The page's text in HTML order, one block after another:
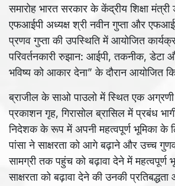
समारोह भारत सरकार के केंद्रीय शिक्षा
एफआईपी अध्यक्ष श्री नवीन गुप्ता और
प्रणव गुप्ता की उपस्थिति में आयोजित
परिवर्तनकारी रुझान: आईपी, तकनीक,
भविष्य को आकार देना” के दौरान आयोजित
ब्राजील के साओ पाउलो में स्थित एक
प्रकाशन गृह, गिरासोल ब्रासिल में प्रबंध
निदेशक के रूप में अपनी महत्वपूर्ण भूमिका के
पांसा ने साक्षरता को आगे बढ़ाने और उच्च
सामग्री तक पहुंच को बढ़ावा देने में महत्वपूर्ण
साक्षरता को बढ़ावा देने की उनकी